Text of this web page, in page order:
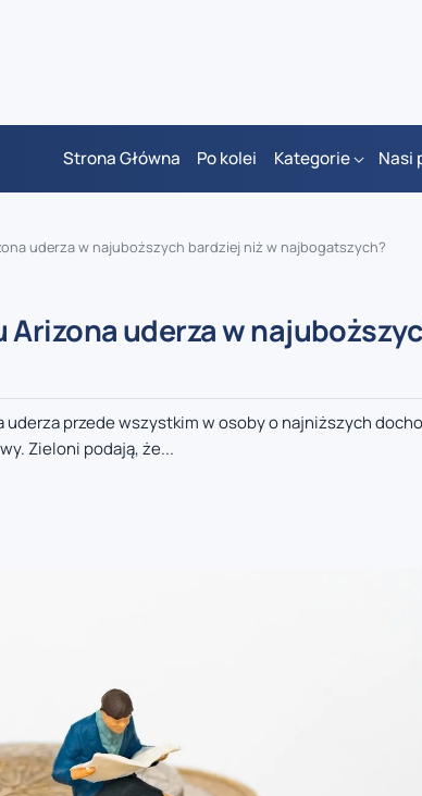
Strona Główna Po kolei Kategorie Nasi
uderza w najuboższych bardziej niż w najbogatszych?
uderza w
przede wszystkim w osoby o najniższych
Zieloni podają, że...